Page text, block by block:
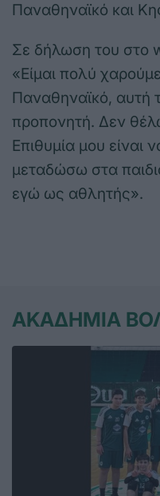
Παναθηναϊκό και
Σε δήλωση του στο
«Είμαι πολύ
Παναθηναϊκό, αυτή
προπονητή. Δεν
Επιθυμία μου
μεταδώσω στα
εγώ ως αθλητής».
ΑΚΑΔΗΜΙΑ